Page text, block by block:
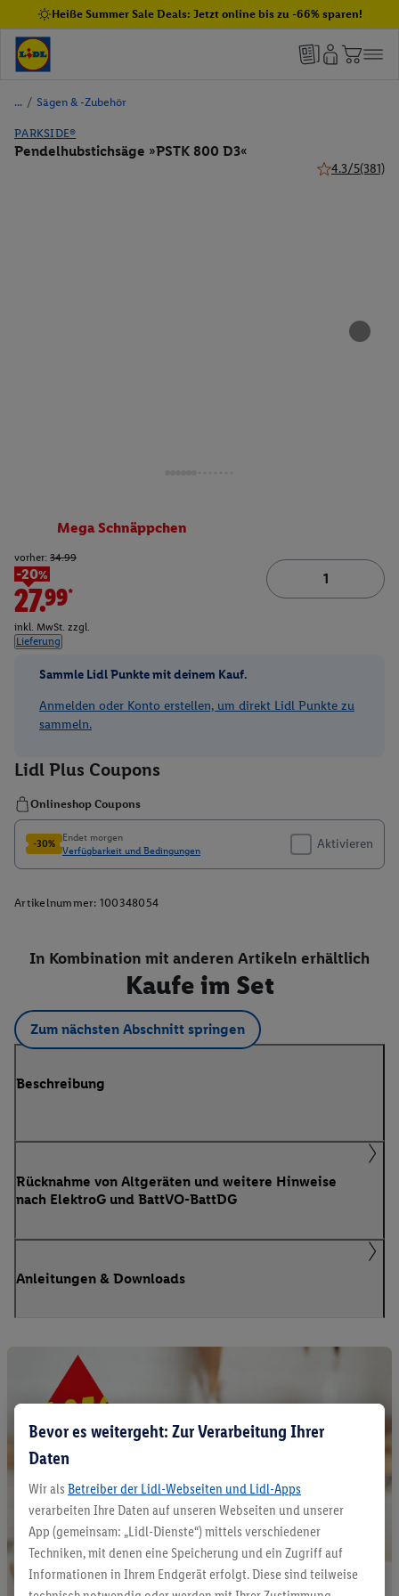
Heiße Summer Sale Deals: Jetzt online bis zu -66% sparen!
/ Sägen & -Zubehör
PARKSIDE®
Pendelhubstichsäge »PSTK 800 D3«
4.3/5(381)
Mega Schnäppchen
vorher: 34.99
-20%
27.99*
inkl. MwSt. zzgl.
Lieferung
Sammle Lidl Punkte mit deinem Kauf.
Anmelden oder Konto erstellen, um direkt Lidl Punkte zu
sammeln.
Artikelnummer: 100348054
In Kombination mit anderen Artikeln erhältlich
Kaufe im Set
Zum nächsten Abschnitt springen
Beschreibung
Rücknahme von Altgeräten und weitere Hinweise
nach ElektroG und BattVO-BattDG
Anleitungen & Downloads
Bevor es weitergeht: Zur Verarbeitung Ihrer
Daten
Wir als Betreiber der Lidl-Webseiten und Lidl-Apps
verarbeiten Ihre Daten auf unseren Webseiten und unserer
App (gemeinsam: „Lidl-Dienste“) mittels verschiedener
Techniken, mit denen eine Speicherung und ein Zugriff auf
Informationen in Ihrem Endgerät erfolgt. Diese sind teilweise